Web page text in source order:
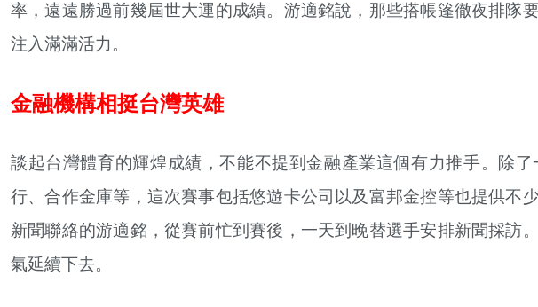
率，遠遠勝過前幾屆世大運的成績。游適銘說，那些搭帳篷徹夜排隊
注入滿滿活力。
金融機構相挺台灣英雄
談起台灣體育的輝煌成績，不能不提到金融產業這個有力推手。除
行、合作金庫等，這次賽事包括悠遊卡公司以及富邦金控等也提供不
新聞聯絡的游適銘，從賽前忙到賽後，一天到晚替選手安排新聞採訪
氣延續下去。